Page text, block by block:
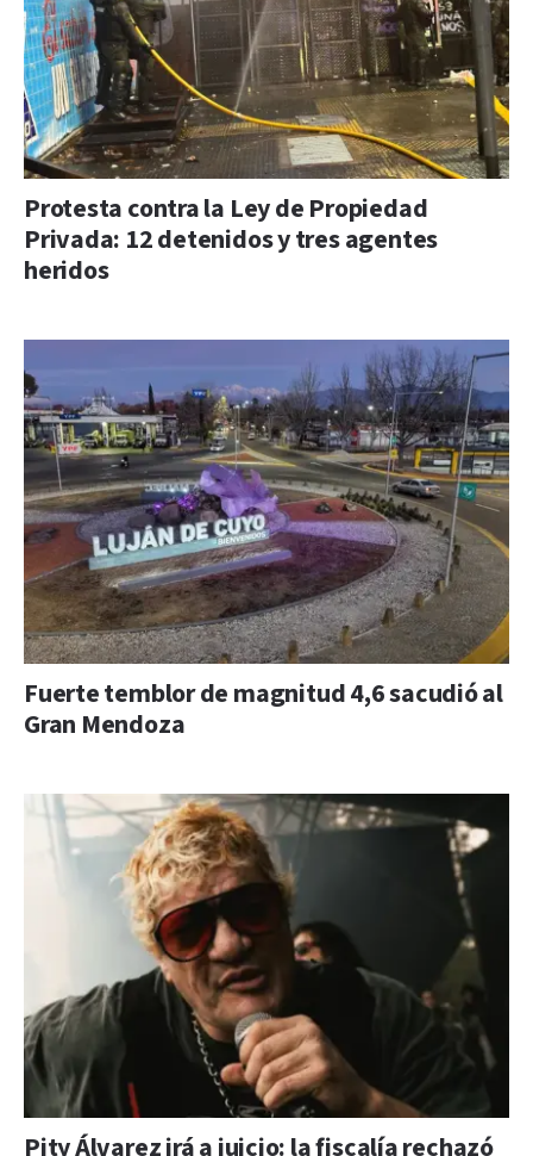
Protesta contra la Ley de Propiedad
Privada: 12 detenidos y tres agentes
heridos
Fuerte temblor de magnitud 4,6 sacudió al
Gran Mendoza
Pity Álvarez irá a juicio: la fiscalía rechazó